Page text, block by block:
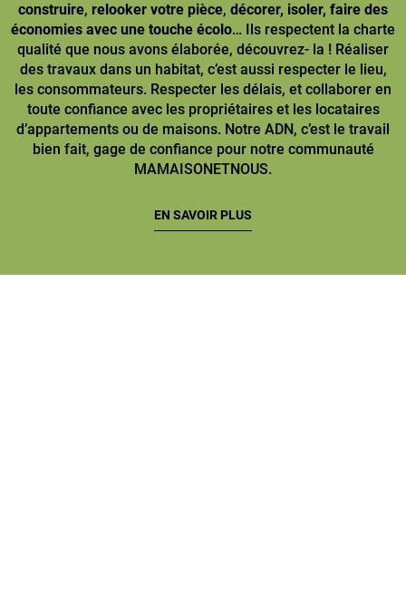
construire, relooker votre pièce, décorer, isoler, faire des
économies avec une touche écolo… Ils respectent la charte
qualité que nous avons élaborée, découvrez- la ! Réaliser
des travaux dans un habitat, c’est aussi respecter le lieu,
les consommateurs. Respecter les délais, et collaborer en
toute confiance avec les propriétaires et les locataires
d’appartements ou de maisons. Notre ADN, c’est le travail
bien fait, gage de confiance pour notre communauté
MAMAISONETNOUS.
EN SAVOIR PLUS